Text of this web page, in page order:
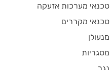
טכנאי מערכות אזעקה
טכנאי מקררים
מנעולן
מסגריות